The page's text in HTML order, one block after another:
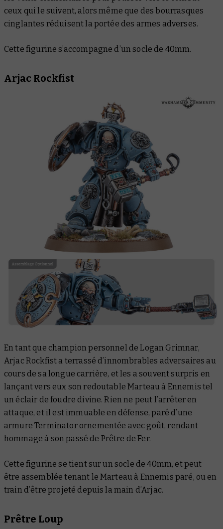
ceux qui le suivent, alors même que des bourrasques
cinglantes réduisent la portée des armes adverses.
Cette figurine s’accompagne d’un socle de 40mm.
Arjac Rockfist
En tant que champion personnel de Logan Grimnar,
Arjac Rockfist a terrassé d’innombrables adversaires au
cours de sa longue carrière, et les a souvent surpris en
lançant vers eux son redoutable Marteau à Ennemis tel
un éclair de foudre divine. Rien ne peut l’arrêter en
attaque, et il est immuable en défense, paré d’une
armure Terminator ornementée avec goût, rendant
hommage à son passé de Prêtre de Fer.
Cette figurine se tient sur un socle de 40mm, et peut
être assemblée tenant le Marteau à Ennemis paré, ou en
train d’être projeté depuis la main d’Arjac.
Prêtre Loup